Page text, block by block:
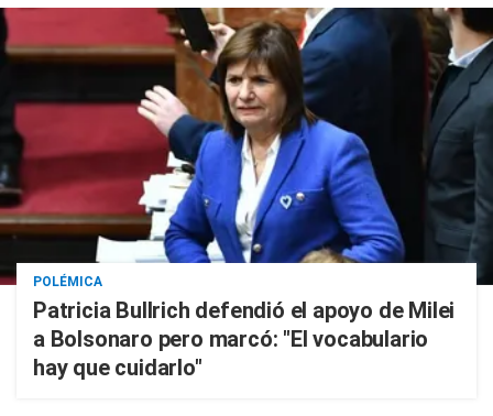
POLÉMICA
Patricia Bullrich defendió el apoyo de Milei
a Bolsonaro pero marcó: "El vocabulario
hay que cuidarlo"